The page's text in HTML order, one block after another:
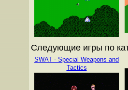
Следующие игры по
SWAT - Special Weapons and
Tactics